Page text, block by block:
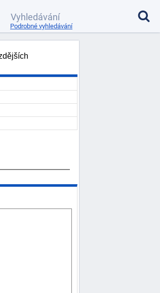
Podrobné vyhledávání